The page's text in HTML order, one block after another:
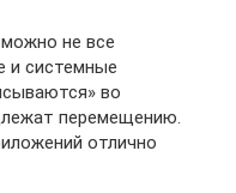
не все
и системные
во
перемещению.
отлично